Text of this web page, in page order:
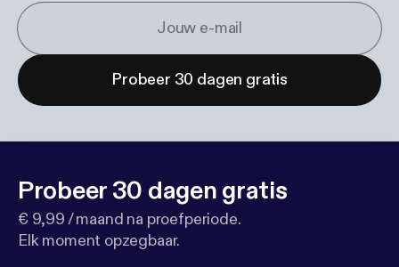
Probeer 30 dagen gratis
Probeer 30 dagen gratis
€ 9,99 / maand na proefperiode.
Elk moment opzegbaar.